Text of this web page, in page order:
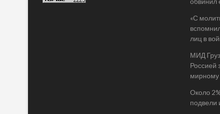
«С
лиц в
МИД
Россией
мирному
Около
подвели